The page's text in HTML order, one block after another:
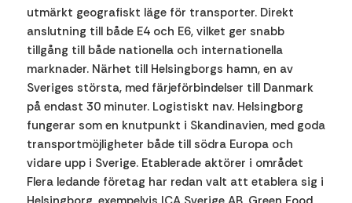
utmärkt geografiskt läge för transporter. Direkt
anslutning till både E4 och E6, vilket ger snabb
tillgång till både nationella och internationella
marknader. Närhet till Helsingborgs hamn, en av
Sveriges största, med färjeförbindelser till Danmark
på endast 30 minuter. Logistiskt nav. Helsingborg
fungerar som en knutpunkt i Skandinavien, med goda
transportmöjligheter både till södra Europa och
vidare upp i Sverige. Etablerade aktörer i området
Flera ledande företag har redan valt att etablera sig i